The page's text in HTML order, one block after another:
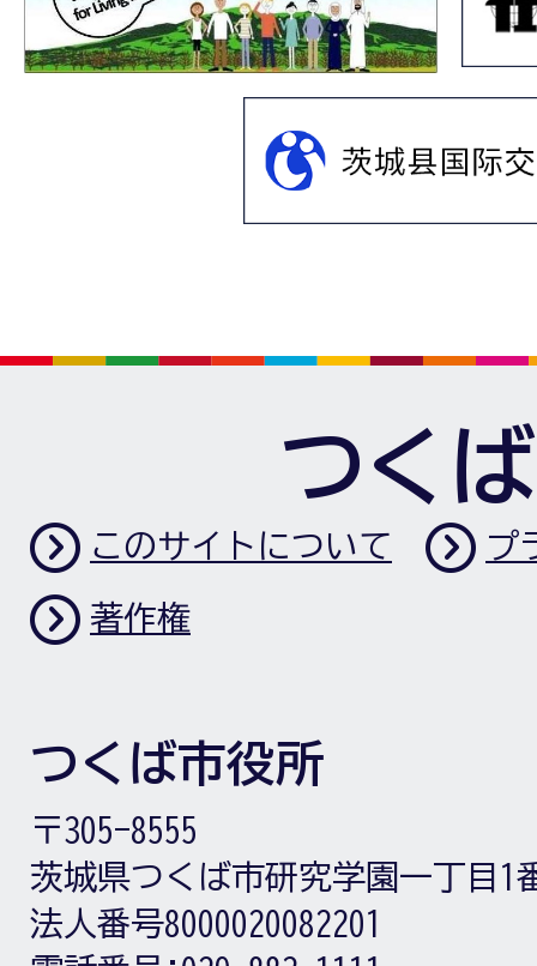
つく
このサイトについて プ
著作権
つくば市役所
〒305-8555
茨城県つくば市研究学園一丁目1
法人番号8000020082201